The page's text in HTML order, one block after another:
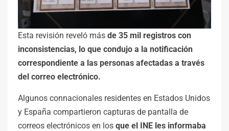
Esta revisión reveló más de 35 mil registros con
inconsistencias, lo que condujo a la notificación
correspondiente a las personas afectadas a través
del correo electrónico.
Algunos connacionales residentes en Estados Unidos
y España compartieron capturas de pantalla de
correos electrónicos en los que el INE les informaba